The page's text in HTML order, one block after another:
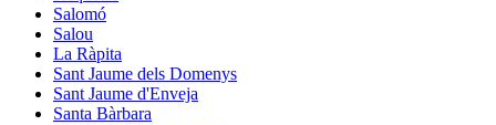
Salomó
Salou
La Ràpita
Sant Jaume dels Domenys
Sant Jaume d'Enveja
Santa Bàrbara